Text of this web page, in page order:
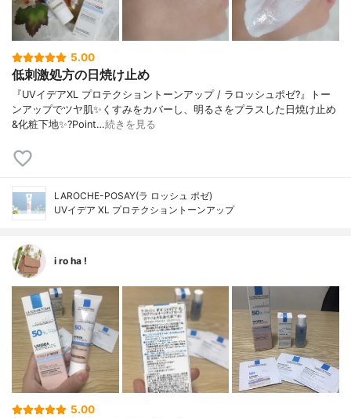
5.00
低刺激処方の日焼け止め
『UVイデアXL プロテクショントーンアップ / ラロッシュポゼ?』トー
ンアップでツヤ肌✨くすみをカバーし、明るさをプラスした日焼け止め
&化粧下地✨?Point…続きを見る
LAROCHE-POSAY(ラ ロッシュ ポゼ)
UVイデア XL プロテクショントーンアップ
i ro ha !
5.00